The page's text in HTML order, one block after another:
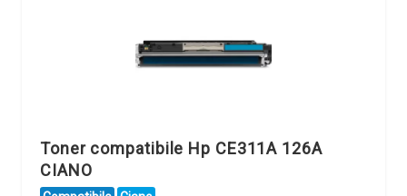
Toner compatibile Hp CE311A 126A
CIANO